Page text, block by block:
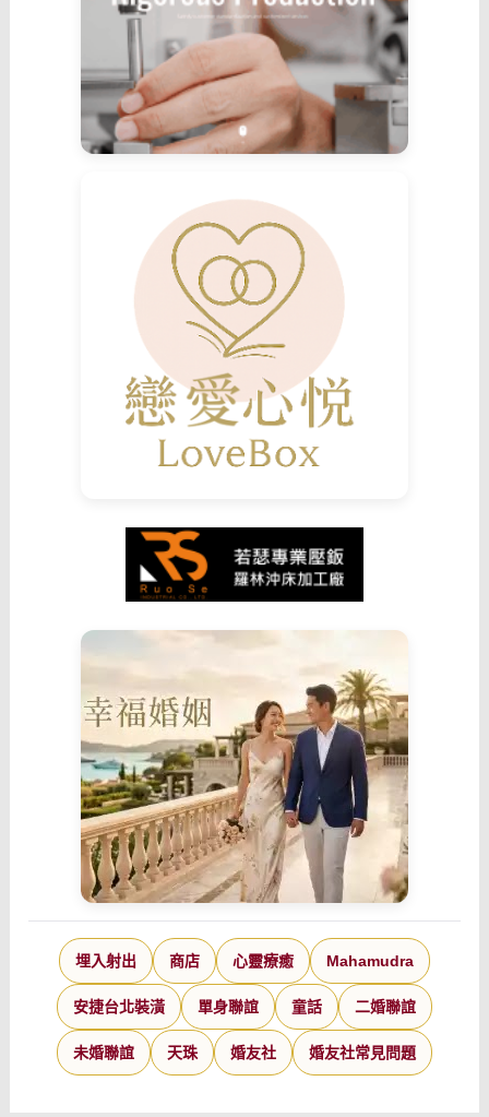
埋入射出 商店 心靈療癒 Mahamudra
安捷台北裝潢 單身聯誼 童話 二婚聯誼
未婚聯誼 天珠 婚友社 婚友社常見問題